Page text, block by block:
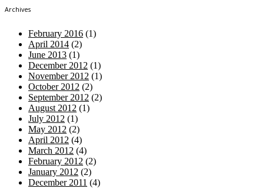
Archives
February 2016 (1)
April 2014 (2)
June 2013 (1)
December 2012 (1)
November 2012 (1)
October 2012 (2)
September 2012 (2)
August 2012 (1)
July 2012 (1)
May 2012 (2)
April 2012 (4)
March 2012 (4)
February 2012 (2)
January 2012 (2)
December 2011 (4)